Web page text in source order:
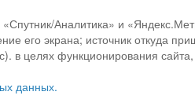
Аналитика» и
экрана; источник откуда
целях функционирования
данных.